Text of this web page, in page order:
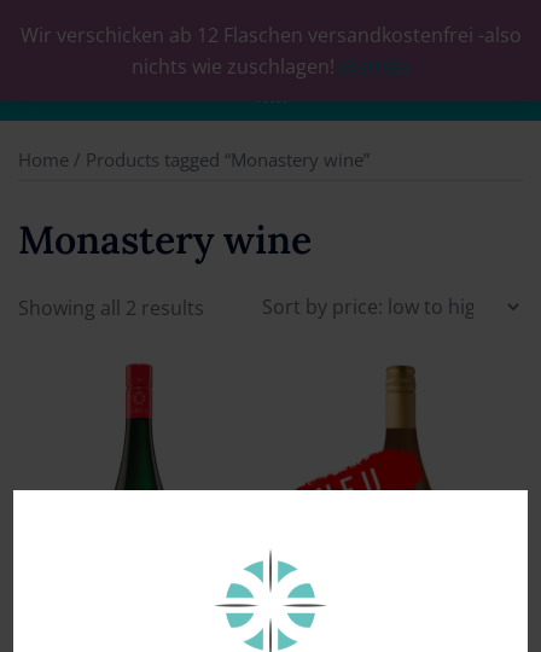
Wir verschicken ab 12 Flaschen versandkostenfrei -also
nichts wie zuschlagen! Dismiss
0
Home / Products tagged “Monastery wine”
Monastery wine
Showing all 2 results